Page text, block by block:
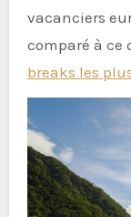
vacanciers
comparé à ce
breaks les